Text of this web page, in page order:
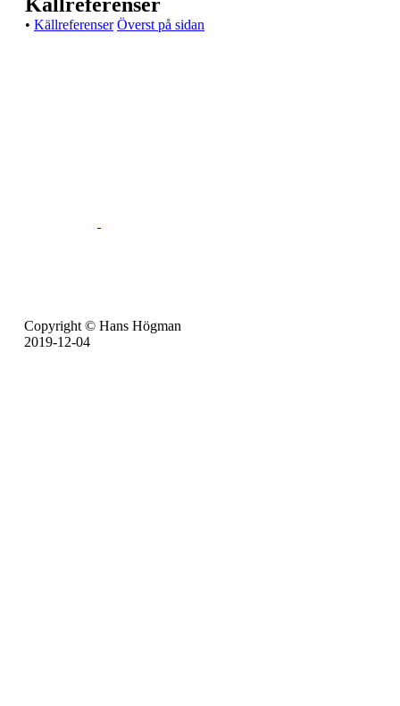
Copyright © Hans Högman
2019-12-04
• Källreferenser Överst på sidan